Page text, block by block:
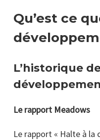
Qu’est ce
L’historique
Le rapport Meadows
Le rapport « Halte à la